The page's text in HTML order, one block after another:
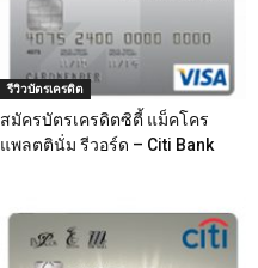
รีวิวบัตรเครดิต
สมัครบัตรเครดิตซิตี้ แม็คโคร
แพลตตินั่ม รีวอร์ด – Citi Bank